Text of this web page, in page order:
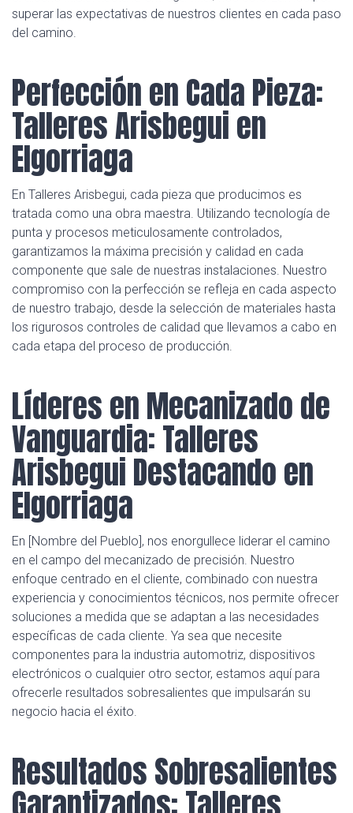
superar las expectativas de nuestros clientes en cada paso
del camino.
Perfección en Cada Pieza:
Talleres Arisbegui en
Elgorriaga
En Talleres Arisbegui, cada pieza que producimos es
tratada como una obra maestra. Utilizando tecnología de
punta y procesos meticulosamente controlados,
garantizamos la máxima precisión y calidad en cada
componente que sale de nuestras instalaciones. Nuestro
compromiso con la perfección se refleja en cada aspecto
de nuestro trabajo, desde la selección de materiales hasta
los rigurosos controles de calidad que llevamos a cabo en
cada etapa del proceso de producción.
Líderes en Mecanizado de
Vanguardia: Talleres
Arisbegui Destacando en
Elgorriaga
En [Nombre del Pueblo], nos enorgullece liderar el camino
en el campo del mecanizado de precisión. Nuestro
enfoque centrado en el cliente, combinado con nuestra
experiencia y conocimientos técnicos, nos permite ofrecer
soluciones a medida que se adaptan a las necesidades
específicas de cada cliente. Ya sea que necesite
componentes para la industria automotriz, dispositivos
electrónicos o cualquier otro sector, estamos aquí para
ofrecerle resultados sobresalientes que impulsarán su
negocio hacia el éxito.
Resultados Sobresalientes